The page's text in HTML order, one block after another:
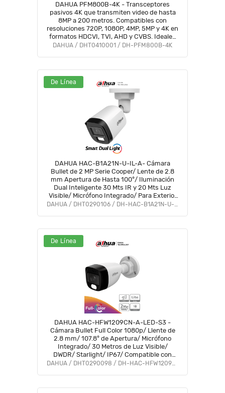
DAHUA PFM800B-4K - Transceptores
pasivos 4K que transmiten video de hasta
8MP a 200 metros. Compatibles con
resoluciones 720P, 1080P, 4MP, 5MP y 4K en
formatos HDCVI, TVI, AHD y CVBS. Ideales
para vigilancia en alta resolución y largas
DAHUA / DHT0410001 / DH-PFM800B-4K
De Línea
DAHUA HAC-B1A21N-U-IL-A- Cámara
Bullet de 2 MP Serie Cooper/ Lente de 2.8
mm Apertura de Hasta 100°/ Iluminación
Dual Inteligente 30 Mts IR y 20 Mts Luz
Visible/ Micrófono Integrado/ Para Exterior
IP67#LoNuevo #OD #CD #OIM
DAHUA / DHT0290106 / DH-HAC-B1A21N-U-IL-A
De Línea
DAHUA HAC-HFW1209CN-A-LED-S3 -
Cámara Bullet Full Color 1080p/ Llente de
2.8 mm/ 107.8° de Apertura/ Micrófono
Integrado/ 30 Metros de Luz Visible/
DWDR/ Starlight/ IP67/ Compatible con
CVI/AHD/CVBS/ #LoNuevo #M1 #AFULLDAHUA / DHT0290098 / DH-HAC-HFW1209CN-A-LED-S3